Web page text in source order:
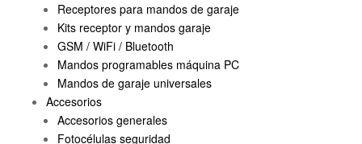
Receptores para mandos de garaje
Kits receptor y mandos garaje
GSM / WiFi / Bluetooth
Mandos programables máquina PC
Mandos de garaje universales
Accesorios
Accesorios generales
Fotocélulas seguridad